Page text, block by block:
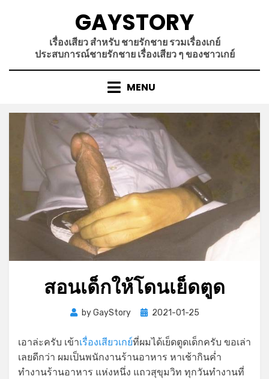
GAYSTORY
เรื่องเสียว สำหรับ ชายรักชาย รวมเรื่องเกย์
ประสบการณ์ชายรักชาย เรื่องเสียว ๆ ของชาวเกย์
MENU
สอนเด็กให้โดนเย็ดตูด
byGayStory
Posted
2021-01-25
เอาล่ะครับ เข้าเรื่องเสียวเกย์ที่ผมได้เย็ดตูดเด็กครับ ขอเล่า
เลยดีกว่า ผมเป็นพนักงานร้านอาหาร หาเช้ากินค่ำ
ทำงานร้านอาหาร แห่งหนึ่ง แถวสุขุมวิท ทุกวันทำงานที่